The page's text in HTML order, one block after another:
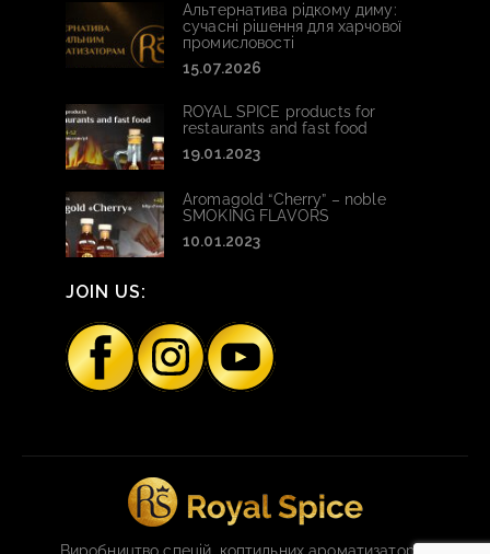
Альтернатива рідкому диму:
сучасні рішення для харчової
промисловості
15.07.2026
ROYAL SPICE products for
restaurants and fast food
19.01.2023
Aromagold “Cherry” – noble
SMOKING FLAVORS
10.01.2023
JOIN US: